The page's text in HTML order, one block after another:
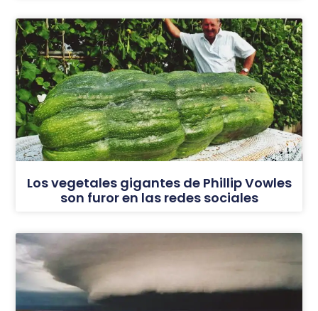
Los vegetales gigantes de Phillip Vowles
son furor en las redes sociales